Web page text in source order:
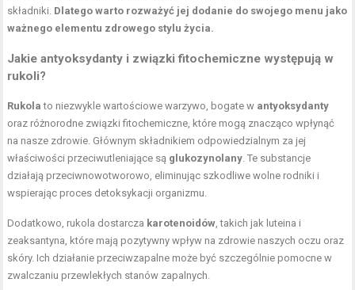
składniki. Dlatego warto rozważyć jej dodanie do swojego menu jako
ważnego elementu zdrowego stylu życia.
Jakie antyoksydanty i związki fitochemiczne występują w
rukoli?
Rukola to niezwykle wartościowe warzywo, bogate w antyoksydanty
oraz różnorodne związki fitochemiczne, które mogą znacząco wpłynąć
na nasze zdrowie. Głównym składnikiem odpowiedzialnym za jej
właściwości przeciwutleniające są glukozynolany . Te substancje
działają przeciwnowotworowo, eliminując szkodliwe wolne rodniki i
wspierając proces detoksykacji organizmu.
Dodatkowo, rukola dostarcza karotenoidów , takich jak luteina i
zeaksantyna, które mają pozytywny wpływ na zdrowie naszych oczu oraz
skóry. Ich działanie przeciwzapalne może być szczególnie pomocne w
zwalczaniu przewlekłych stanów zapalnych.